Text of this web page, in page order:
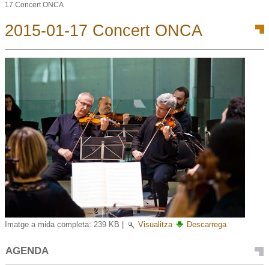
17 Concert ONCA
2015-01-17 Concert ONCA
Imatge a mida completa: 239 KB Visualitza Descarrega
AGENDA